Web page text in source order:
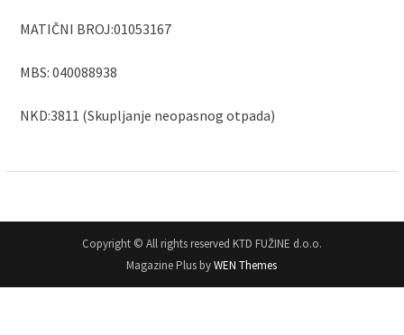
MATIČNI BROJ:01053167
MBS: 040088938
NKD:3811 (Skupljanje neopasnog otpada)
Copyright © All rights reserved KTD FUŽINE d.o.o.
Magazine Plus byWEN Themes